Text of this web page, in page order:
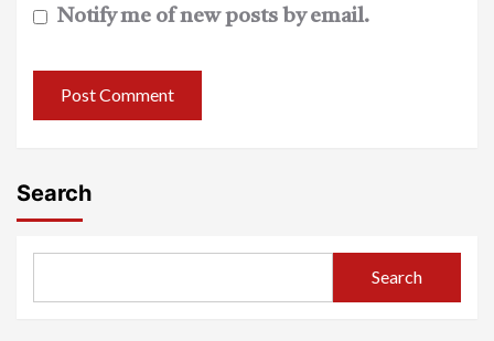
Notify me of new posts by email.
Search
Search